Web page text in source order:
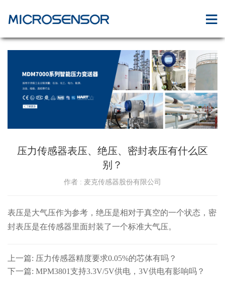
压力传感器表压、绝压、密封表压有什么区
别？
作者 : 麦克传感器股份有限公司
表压是大气压作为参考，绝压是相对于真空的一个状态，密
封表压是在传感器里面封装了一个标准大气压。
上一篇: 压力传感器精度要求0.05%的芯体有吗？
下一篇: MPM3801支持3.3V/5V供电，3V供电有影响吗？